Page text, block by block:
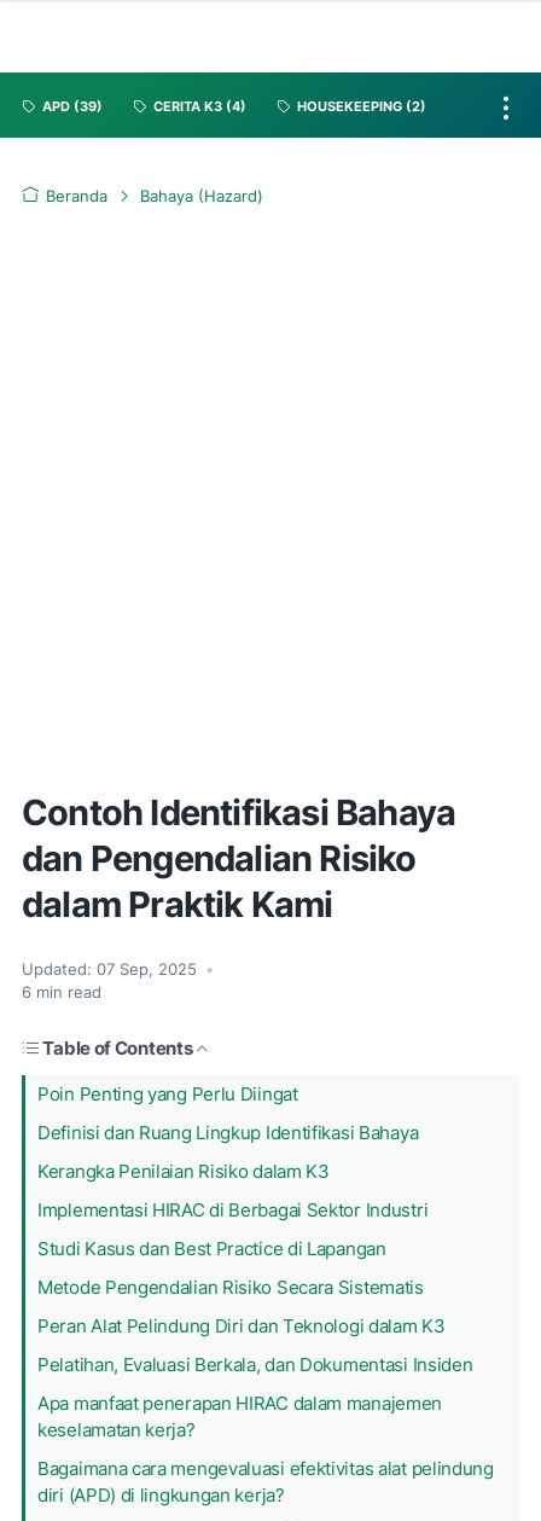
APD (39) CERITA K3 (4) HOUSEKEEPING (2)
Beranda Bahaya (Hazard)
Contoh Identifikasi Bahaya
dan Pengendalian Risiko
dalam Praktik Kami
Updated: 07 Sep, 2025
•
6 min read
Table of Contents
Poin Penting yang Perlu Diingat
Definisi dan Ruang Lingkup Identifikasi Bahaya
Kerangka Penilaian Risiko dalam K3
Implementasi HIRAC di Berbagai Sektor Industri
Studi Kasus dan Best Practice di Lapangan
Metode Pengendalian Risiko Secara Sistematis
Peran Alat Pelindung Diri dan Teknologi dalam K3
Pelatihan, Evaluasi Berkala, dan Dokumentasi Insiden
Apa manfaat penerapan HIRAC dalam manajemen
keselamatan kerja?
Bagaimana cara mengevaluasi efektivitas alat pelindung
diri (APD) di lingkungan kerja?